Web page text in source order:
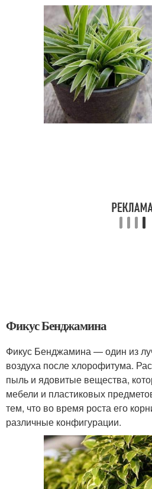
Фикус Бенджамина
Фикус Бенджамина — один из
воздуха после хлорофитума.
пыль и ядовитые вещества,
мебели и пластиковых
тем, что во время роста его
различные конфигурации.